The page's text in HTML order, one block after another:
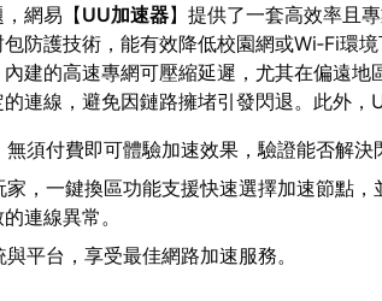
網易【UU加速器】提供了一套高效率且
防護技術，能有效降低校園網或Wi‑Fi環
建的高速專網可壓縮延遲，尤其在偏遠地
連線，避免因鏈路擁堵引發閃退。此外，
須付費即可體驗加速效果，驗證能否解決
，一鍵換區功能支援快速選擇加速節點，
連線異常。
平台，享受最佳網路加速服務。